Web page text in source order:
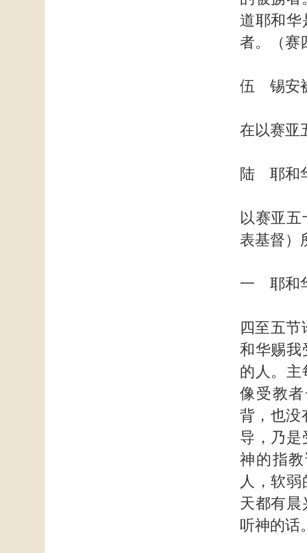
道耶和华
者。（赛
伍 锡安
在以赛亚
陆 耶和
以赛亚
表基督）
一 耶和
四至五节
和华赐我
的人。主
像受教
背，也没
导，乃是
神的指
人，软
天都有晨
听神的话